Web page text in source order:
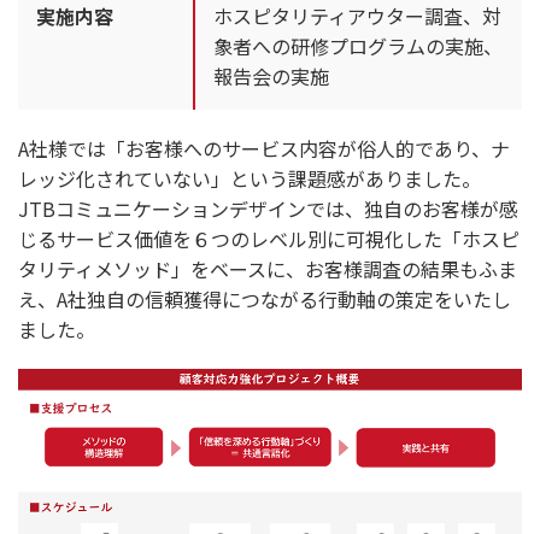
実施内容
ホスピタリティアウター調査、対
象者への研修プログラムの実施、
報告会の実施
A社様では「お客様へのサービス内容が俗人的であり、ナ
レッジ化されていない」という課題感がありました。
JTBコミュニケーションデザインでは、独自のお客様が感
じるサービス価値を６つのレベル別に可視化した「ホスピ
タリティメソッド」をベースに、お客様調査の結果もふま
え、A社独自の信頼獲得につながる行動軸の策定をいたし
ました。